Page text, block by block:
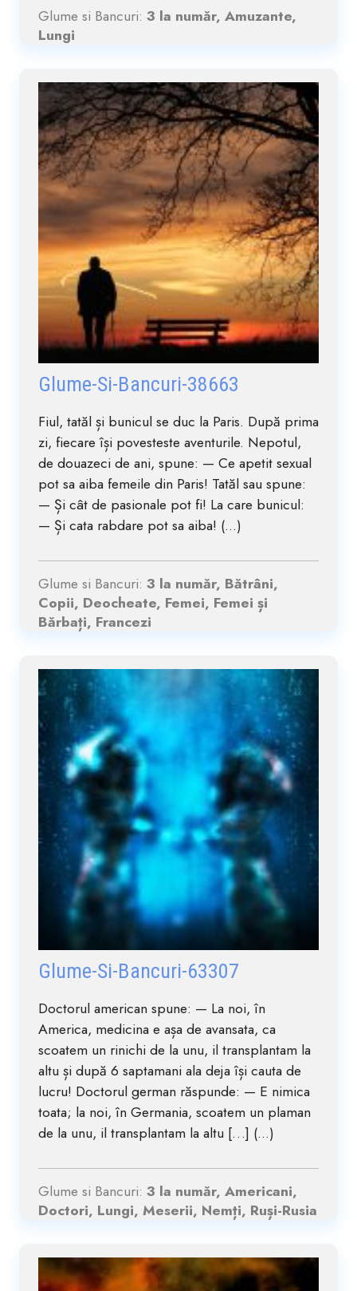
Glume si Bancuri: 3 la număr, Amuzante,
Lungi
Glume-Si-Bancuri-38663
Fiul, tatăl și bunicul se duc la Paris. După prima
zi, fiecare își povesteste aventurile. Nepotul,
de douazeci de ani, spune: — Ce apetit sexual
pot sa aiba femeile din Paris! Tatăl sau spune:
— Și cât de pasionale pot fi! La care bunicul:
— Și cata rabdare pot sa aiba! (...)
Glume si Bancuri: 3 la număr, Bătrâni,
Copii, Deocheate, Femei, Femei și
Bărbați, Francezi
Glume-Si-Bancuri-63307
Doctorul american spune: — La noi, în
America, medicina e așa de avansata, ca
scoatem un rinichi de la unu, il transplantam la
altu și după 6 saptamani ala deja își cauta de
lucru! Doctorul german răspunde: — E nimica
toata; la noi, în Germania, scoatem un plaman
de la unu, il transplantam la altu […] (...)
Glume si Bancuri: 3 la număr, Americani,
Doctori, Lungi, Meserii, Nemți, Ruși-Rusia